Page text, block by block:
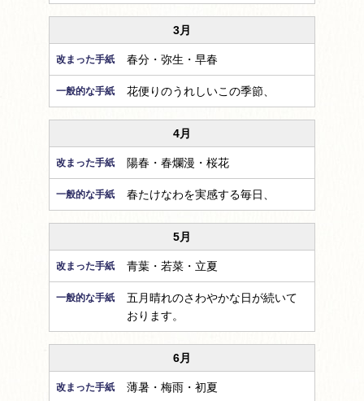
3月
春分・弥生・早春
花便りのうれしいこの季節、
4月
陽春・春爛漫・桜花
春たけなわを実感する毎日、
5月
青葉・若菜・立夏
五月晴れのさわやかな日が続いて
おります。
6月
薄暑・梅雨・初夏